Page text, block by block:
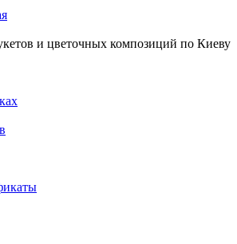
и цветочных композиций по Киеву